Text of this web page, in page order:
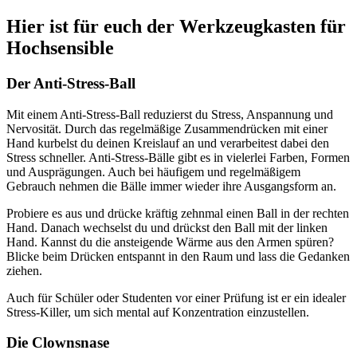
Hier ist für euch der Werkzeugkasten für
Hochsensible
Der Anti-Stress-Ball
Mit einem Anti-Stress-Ball reduzierst du Stress, Anspannung und
Nervosität. Durch das regelmäßige Zusammendrücken mit einer
Hand kurbelst du deinen Kreislauf an und verarbeitest dabei den
Stress schneller. Anti-Stress-Bälle gibt es in vielerlei Farben, Formen
und Ausprägungen. Auch bei häufigem und regelmäßigem
Gebrauch nehmen die Bälle immer wieder ihre Ausgangsform an.
Probiere es aus und drücke kräftig zehnmal einen Ball in der rechten
Hand. Danach wechselst du und drückst den Ball mit der linken
Hand. Kannst du die ansteigende Wärme aus den Armen spüren?
Blicke beim Drücken entspannt in den Raum und lass die Gedanken
ziehen.
Auch für Schüler oder Studenten vor einer Prüfung ist er ein idealer
Stress-Killer, um sich mental auf Konzentration einzustellen.
Die Clownsnase